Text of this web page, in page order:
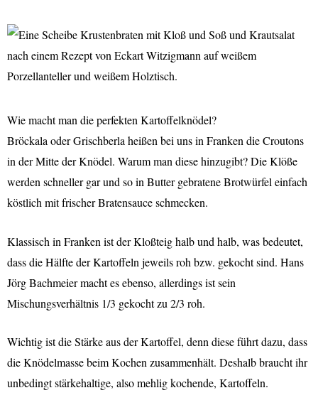
Wie macht man die perfekten Kartoffelknödel?
Bröckala oder Grischberla heißen bei uns in Franken die Croutons
in der Mitte der Knödel. Warum man diese hinzugibt? Die Klöße
werden schneller gar und so in Butter gebratene Brotwürfel einfach
köstlich mit frischer Bratensauce schmecken.
Klassisch in Franken ist der Kloßteig halb und halb, was bedeutet,
dass die Hälfte der Kartoffeln jeweils roh bzw. gekocht sind. Hans
Jörg Bachmeier macht es ebenso, allerdings ist sein
Mischungsverhältnis 1/3 gekocht zu 2/3 roh.
Wichtig ist die Stärke aus der Kartoffel, denn diese führt dazu, dass
die Knödelmasse beim Kochen zusammenhält. Deshalb braucht ihr
unbedingt stärkehaltige, also mehlig kochende, Kartoffeln.